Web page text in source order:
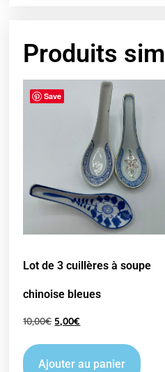
Produits
Save
Lot de 3 cuillères à soupe
chinoise bleues
10,00€ 5,00€
Ajouter au panier